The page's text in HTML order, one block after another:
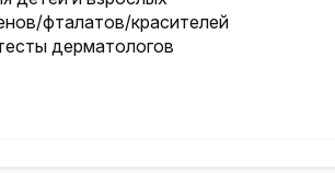
фталатов/красителей
дерматологов